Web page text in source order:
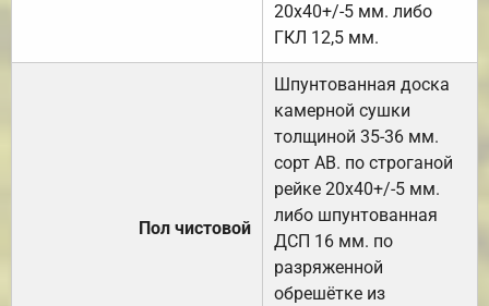
20х40+/-5 мм. либо
ГКЛ 12,5 мм.
Пол чистовой
Шпунтованная доска
камерной сушки
толщиной 35-36 мм.
сорт АВ. по строганой
рейке 20х40+/-5 мм.
либо шпунтованная
ДСП 16 мм. по
разряженной
обрешётке из